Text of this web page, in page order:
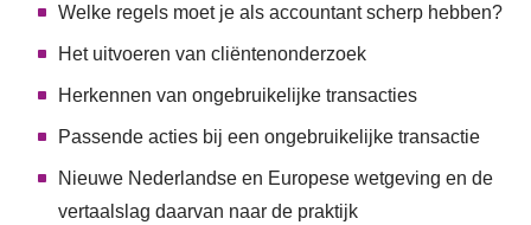
Welke regels moet je als accountant scherp hebben?
Het uitvoeren van cliëntenonderzoek
Herkennen van ongebruikelijke transacties
Passende acties bij een ongebruikelijke transactie
Nieuwe Nederlandse en Europese wetgeving en de
vertaalslag daarvan naar de praktijk